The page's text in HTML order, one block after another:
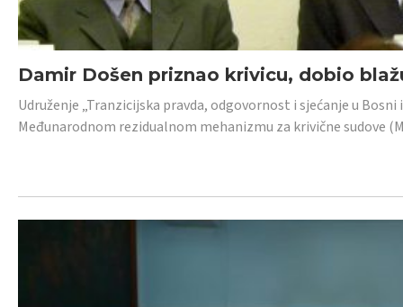
Damir Došen priznao krivicu, dobio
Udruženje „Tranzicijska pravda, odgovornost i sjećanje u
Međunarodnom rezidualnom mehanizmu za krivične sudove